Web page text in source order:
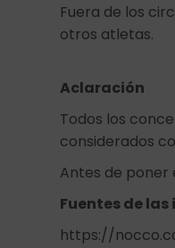
Fuera de los
otros atletas.
Aclaración
Todos los
considerados
Antes de poner
Fuentes de
https://